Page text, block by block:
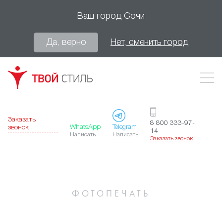
Ваш город Сочи
Да, верно Нет, сменить город
Заказать
звонок
WhatsApp
Написать
Telegram
Написать
8 800 333-97-
14
Заказать звонок
ФОТОПЕЧАТЬ